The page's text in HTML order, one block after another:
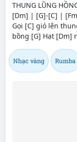
THUNG LŨNG
[Dm] | [G]-[C] |
Gọi [C] gió lên
bồng [G] Hạt [Dm]
Nhạc vàng Rumba